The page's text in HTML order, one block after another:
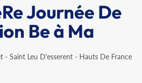
Journée De
Be à Ma
- Saint Leu D'esserent - Hauts De France